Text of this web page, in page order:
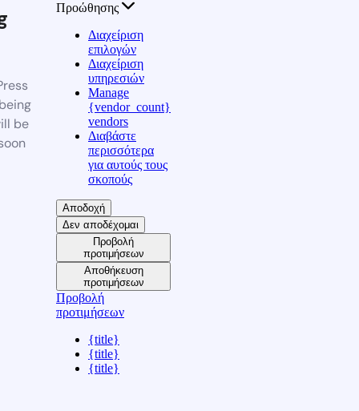
be
Προώθησης
Διαχείριση
επιλογών
Διαχείριση
υπηρεσιών
Manage
{vendor_count}
vendors
Διαβάστε
περισσότερα
για αυτούς τους
σκοπούς
Αποδοχή
Δεν αποδέχομαι
Προβολή
προτιμήσεων
Αποθήκευση
προτιμήσεων
Προβολή
προτιμήσεων
{title}
{title}
{title}